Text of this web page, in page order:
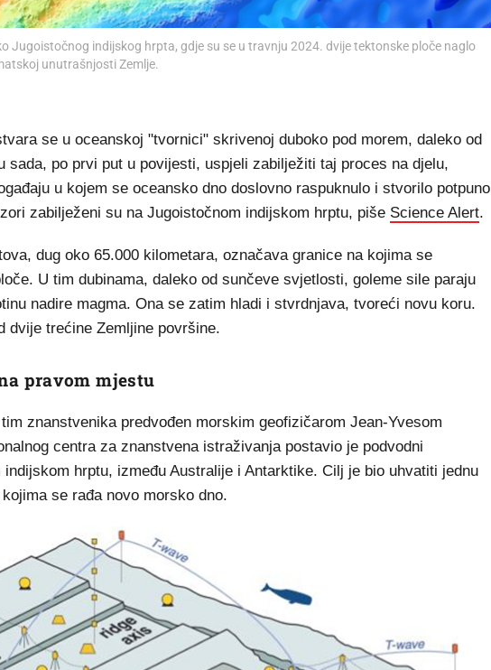
Jugoistočnog indijskog hrpta, gdje su se u travnju 2024. dvije tektonske ploče naglo
unutrašnjosti Zemlje.
se u oceanskoj "tvornici" skrivenoj duboko pod morem, daleko od
sada, po prvi put u povijesti, uspjeli zabilježiti taj proces na djelu,
u kojem se oceansko dno doslovno raspuknulo i stvorilo potpuno
zabilježeni su na Jugoistočnom indijskom hrptu, piše Science Alert.
dug oko 65.000 kilometara, označava granice na kojima se
U tim dubinama, daleko od sunčeve svjetlosti, goleme sile paraju
nadire magma. Ona se zatim hladi i stvrdnjava, tvoreći novu koru.
dvije trećine Zemljine površine.
pravom mjestu
znanstvenika predvođen morskim geofizičarom Jean-Yvesom
centra za znanstvena istraživanja postavio je podvodni
hrptu, između Australije i Antarktike. Cilj je bio uhvatiti jednu
se rađa novo morsko dno.